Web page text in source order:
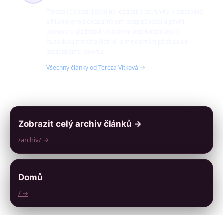
Všechny články od Tereza Vítková →
Zobrazit celý archiv článků →
/archiv/ →
Domů
/ →